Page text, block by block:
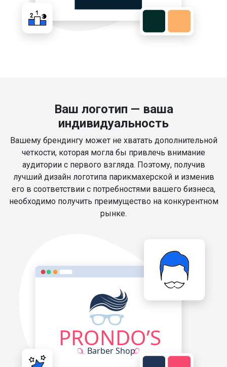
Ваш логотип — ваша
индивидуальность
Вашему брендингу может не хватать дополнительной
четкости, которая могла бы привлечь внимание
аудитории с первого взгляда. Поэтому, получив
лучший дизайн логотипа парикмахерской и изменив
его в соответствии с потребностями вашего бизнеса,
необходимо получить преимущество на конкурентном
рынке.